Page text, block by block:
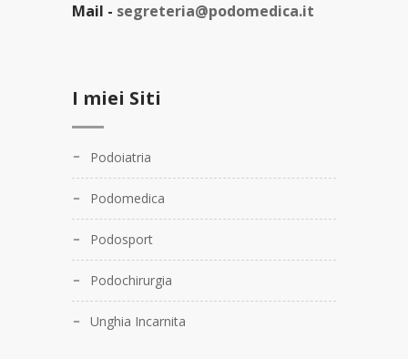
Mail - segreteria@podomedica.it
I miei Siti
Podoiatria
Podomedica
Podosport
Podochirurgia
Unghia Incarnita